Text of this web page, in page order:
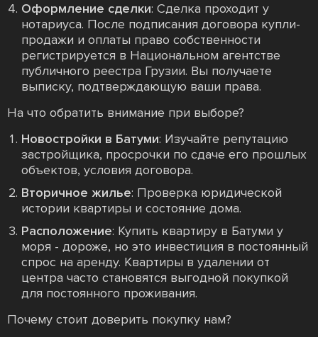
Оформление сделки: Сделка проходит у
нотариуса. После подписания договора купли-
продажи и оплаты право собственности
регистрируется в Национальном агентстве
публичного реестра Грузии. Вы получаете
выписку, подтверждающую ваши права.
На что обратить внимание при выборе?
Новостройки в Батуми: Изучайте репутацию
застройщика, просрочки по сдаче его прошлых
объектов, условия договора.
Вторичное жилье: Проверка юридической
истории квартиры и состояние дома.
Расположение: Купить квартиру в Батуми у
моря - дороже, но это инвестиция в постоянный
спрос на аренду. Квартиры в удалении от
центра часто становятся выгодной покупкой
для постоянного проживания.
Почему стоит доверить покупку нам?